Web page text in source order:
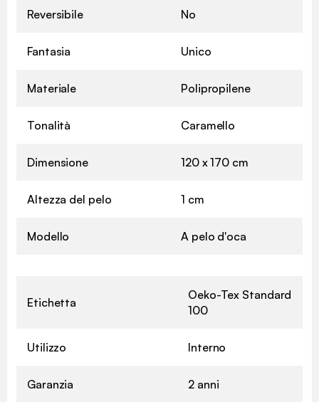
Reversibile No
Fantasia Unico
Materiale Polipropilene
Tonalità Caramello
Dimensione 120 x 170 cm
Altezza del pelo 1 cm
Modello A pelo d'oca
Etichetta
Oeko-Tex Standard
100
Utilizzo Interno
Garanzia 2 anni